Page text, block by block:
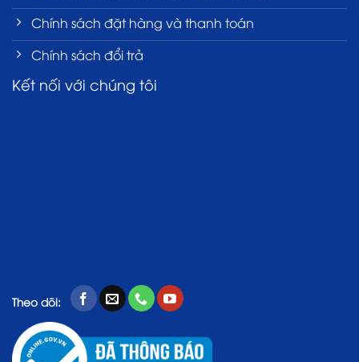
Chính sách đặt hàng và thanh toán
Chính sách đổi trả
Kết nối với chúng tôi
Theo dõi: